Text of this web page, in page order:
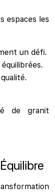
espaces les
un défi.
de granit